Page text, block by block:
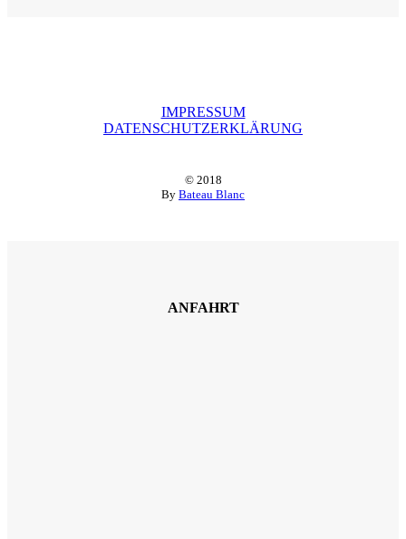
IMPRESSUM
DATENSCHUTZERKLÄRUNG
© 2018
By Bateau Blanc
ANFAHRT